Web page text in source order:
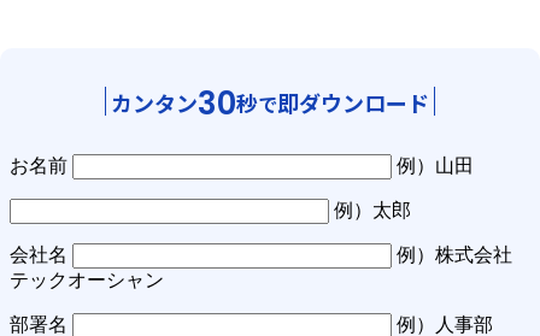
カンタン30秒で即ダウンロード